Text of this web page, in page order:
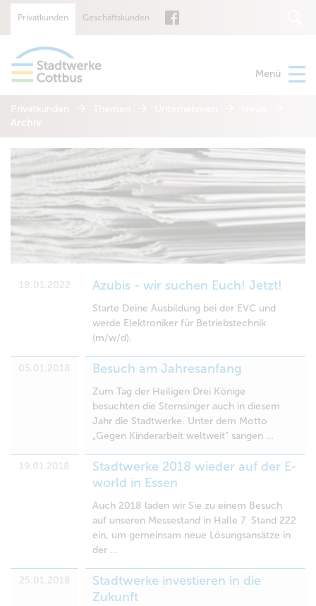
Suche
Privatkunden Geschäftskunden
Menü
Privatkunden
Archiv
18.01.2022 Azubis - wir suchen Euch! Jetzt!
Starte Deine Ausbildung bei der EVC und
werde Elektroniker für Betriebstechnik
(m/w/d).
05.01.2018 Besuch am Jahresanfang
Zum Tag der Heiligen Drei Könige
besuchten die Sternsinger auch in diesem
Jahr die Stadtwerke. Unter dem Motto
„Gegen Kinderarbeit weltweit" sangen …
19.01.2018
Stadtwerke 2018 wieder auf der E-
world in Essen
Auch 2018 laden wir Sie zu einem Besuch
auf unseren Messestand in Halle 7 Stand 222
ein, um gemeinsam neue Lösungsansätze in
der …
25.01.2018
Stadtwerke investieren in die
Zukunft